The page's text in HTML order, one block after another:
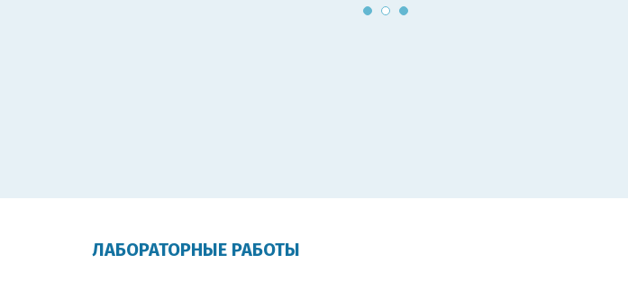
ЛАБОРАТОРНЫЕ РАБОТЫ